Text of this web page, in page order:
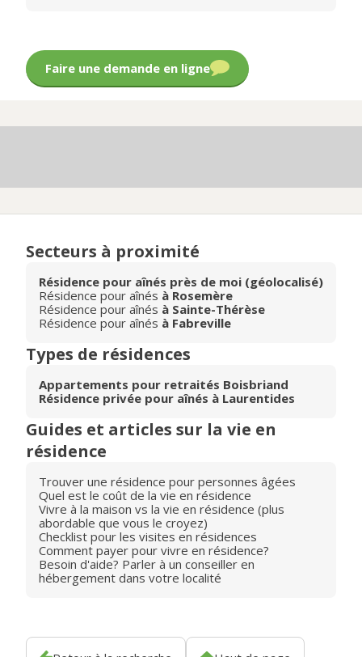
Faire une demande en ligne
Secteurs à proximité
Résidence pour aînés près de moi (géolocalisé)
Résidence pour aînés à Rosemère
Résidence pour aînés à Sainte-Thérèse
Résidence pour aînés à Fabreville
Types de résidences
Appartements pour retraités Boisbriand
Résidence privée pour aînés à Laurentides
Guides et articles sur la vie en
résidence
Trouver une résidence pour personnes âgées
Quel est le coût de la vie en résidence
Vivre à la maison vs la vie en résidence (plus
abordable que vous le croyez)
Checklist pour les visites en résidences
Comment payer pour vivre en résidence?
Besoin d'aide? Parler à un conseiller en
hébergement dans votre localité